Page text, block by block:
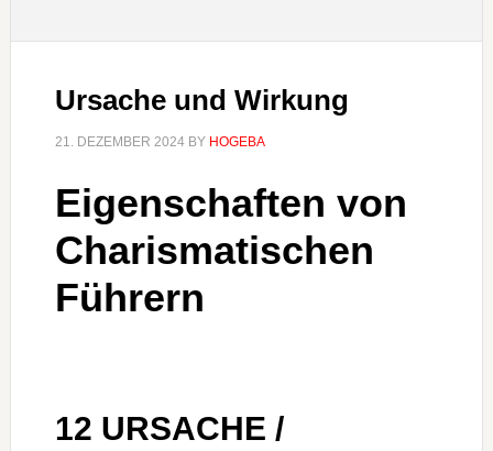
Ursache und Wirkung
21. DEZEMBER 2024BY HOGEBA
Eigenschaften von
Charismatischen
Führern
12 URSACHE /